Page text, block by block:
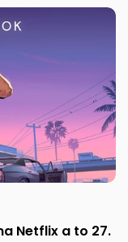
Netflix a to 27.